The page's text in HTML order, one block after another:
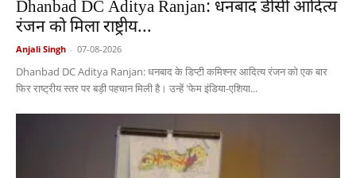
Dhanbad DC Aditya Ranjan: धनबाद डीसी आदित्य
रंजन को मिला राष्ट्रीय...
Anjali Singh - 07-08-2026
Dhanbad DC Aditya Ranjan: धनबाद के डिप्टी कमिश्नर आदित्य रंजन को एक बार
फिर राष्ट्रीय स्तर पर बड़ी पहचान मिली है। उन्हें 'फेम इंडिया-एशिया...